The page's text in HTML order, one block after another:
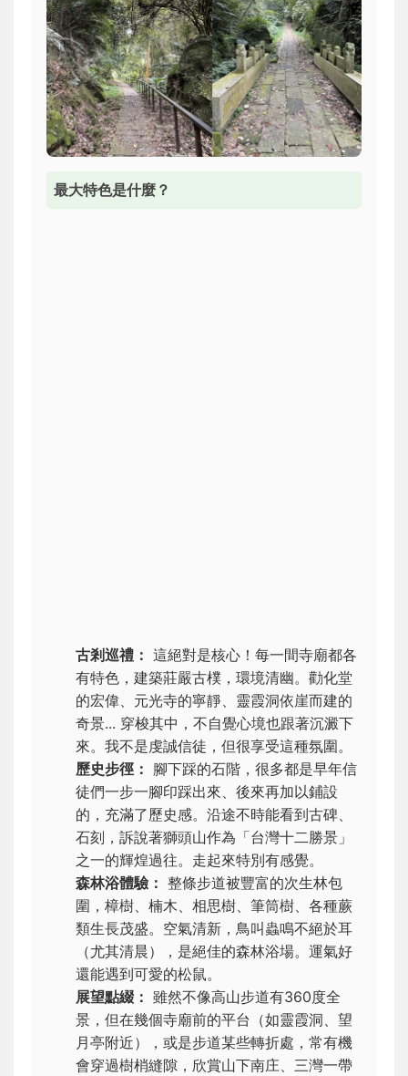
最大特色是什麼？
古剎巡禮： 這絕對是核心！每一間寺廟都各
有特色，建築莊嚴古樸，環境清幽。勸化堂
的宏偉、元光寺的寧靜、靈霞洞依崖而建的
奇景... 穿梭其中，不自覺心境也跟著沉澱下
來。我不是虔誠信徒，但很享受這種氛圍。
歷史步徑： 腳下踩的石階，很多都是早年信
徒們一步一腳印踩出來、後來再加以鋪設
的，充滿了歷史感。沿途不時能看到古碑、
石刻，訴說著獅頭山作為「台灣十二勝景」
之一的輝煌過往。走起來特別有感覺。
森林浴體驗： 整條步道被豐富的次生林包
圍，樟樹、楠木、相思樹、筆筒樹、各種蕨
類生長茂盛。空氣清新，鳥叫蟲鳴不絕於耳
（尤其清晨），是絕佳的森林浴場。運氣好
還能遇到可愛的松鼠。
展望點綴： 雖然不像高山步道有360度全
景，但在幾個寺廟前的平台（如靈霞洞、望
月亭附近），或是步道某些轉折處，常有機
會穿過樹梢縫隙，欣賞山下南庄、三灣一帶